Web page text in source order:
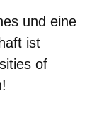
und eine
ist
of